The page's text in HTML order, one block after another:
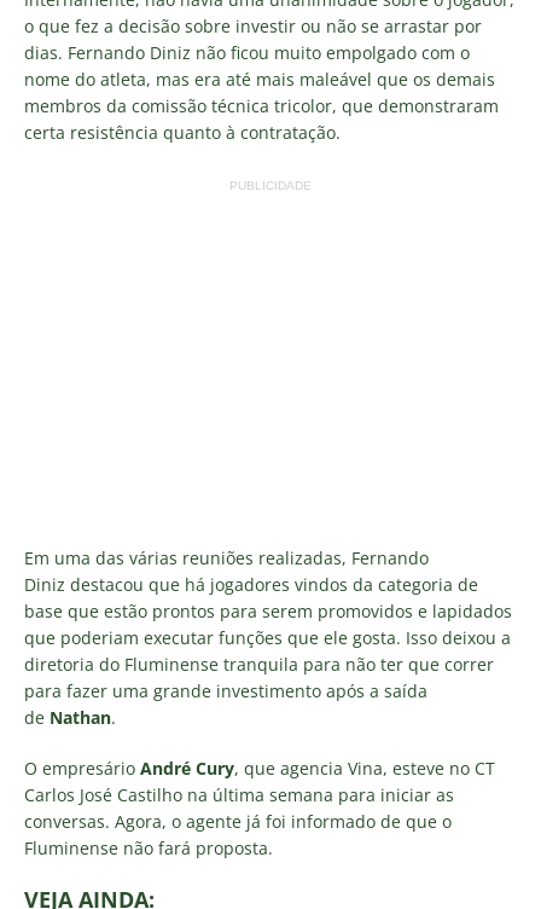
o que fez a decisão sobre investir ou não se arrastar por
dias. Fernando Diniz não ficou muito empolgado com o
nome do atleta, mas era até mais maleável que os demais
membros da comissão técnica tricolor, que demonstraram
certa resistência quanto à contratação.
PUBLICIDADE
Em uma das várias reuniões realizadas, Fernando
Diniz destacou que há jogadores vindos da categoria de
base que estão prontos para serem promovidos e lapidados
que poderiam executar funções que ele gosta. Isso deixou a
diretoria do Fluminense tranquila para não ter que correr
para fazer uma grande investimento após a saída
de Nathan.
O empresário André Cury, que agencia Vina, esteve no CT
Carlos José Castilho na última semana para iniciar as
conversas. Agora, o agente já foi informado de que o
Fluminense não fará proposta.
VEJA AINDA: